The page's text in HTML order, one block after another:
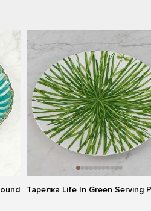
Тарелка Life In Green Serving